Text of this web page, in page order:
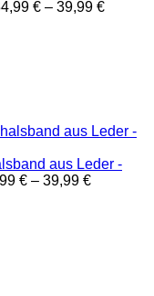
€ – 39,99 €
aus Leder -
€ – 39,99 €